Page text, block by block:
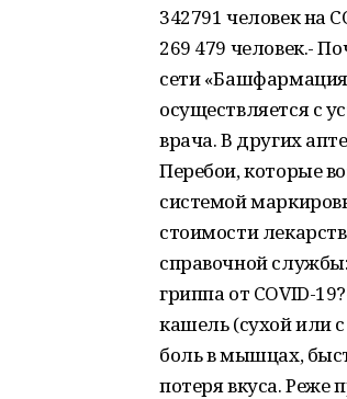
342791 человек на
269 479 человек.-
сети
осуществляется с
врача. В других
Перебои, которые
системой
стоимости
справочной
гриппа от COVID-
кашель (сухой или
боль в мышцах,
потеря вкуса. Реже